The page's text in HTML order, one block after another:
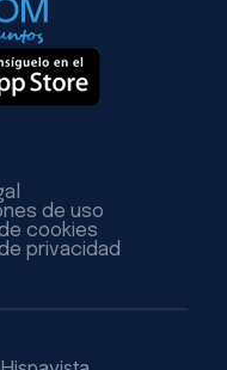
de uso
cookies
privacidad